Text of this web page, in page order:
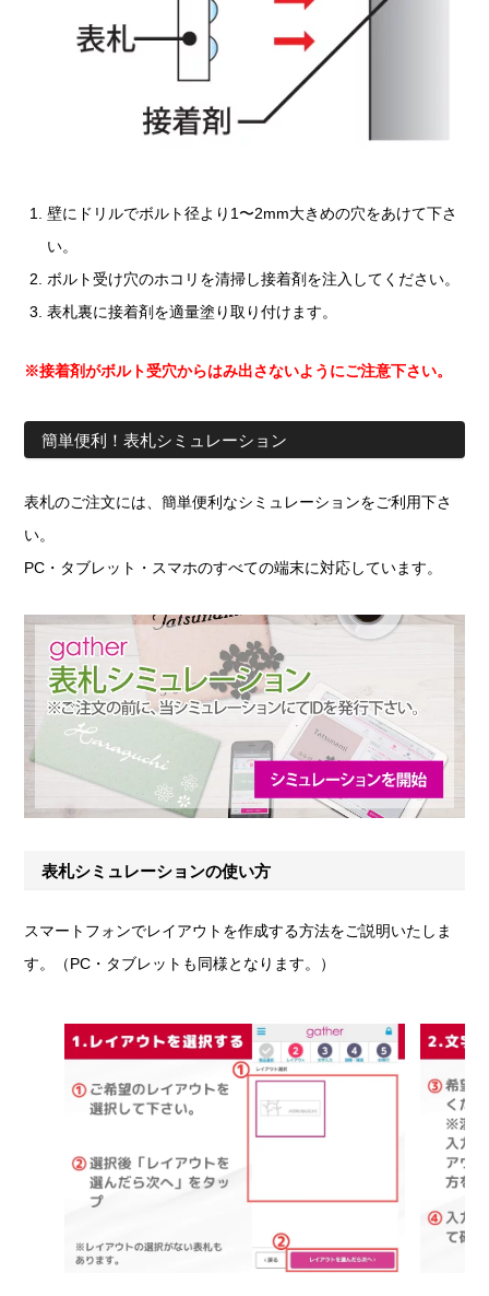
壁にドリルでボルト径より1〜2mm大きめの穴をあけて下さ
い。
ボルト受け穴のホコリを清掃し接着剤を注入してください。
表札裏に接着剤を適量塗り取り付けます。
※接着剤がボルト受穴からはみ出さないようにご注意下さい。
簡単便利！表札シミュレーション
表札のご注文には、簡単便利なシミュレーションをご利用下さ
い。
PC・タブレット・スマホのすべての端末に対応しています。
表札シミュレーションの使い方
スマートフォンでレイアウトを作成する方法をご説明いたしま
す。（PC・タブレットも同様となります。）